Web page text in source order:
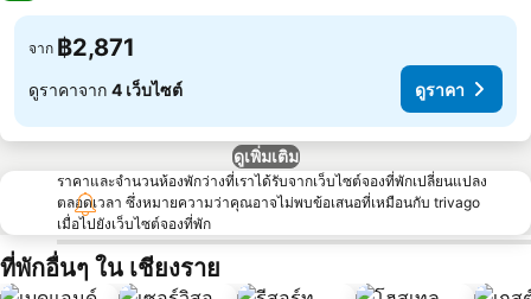
จาก ฿2,871
ดูราคาจาก 4 เว็บไซต์ ดูราคา
ดูเพิ่มเติม
ราคาและจำนวนห้องพักว่างที่เราได้รับจากเว็บไซต์จองที่พักเปลี่ยนแปลง
ตลอดเวลา ซึ่งหมายความว่าคุณอาจไม่พบข้อเสนอที่เหมือนกับ trivago
เมื่อไปยังเว็บไซต์จองที่พัก
ที่พักอื่นๆ ใน เชียงราย